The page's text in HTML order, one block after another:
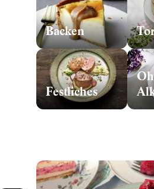
Backen
Festliches